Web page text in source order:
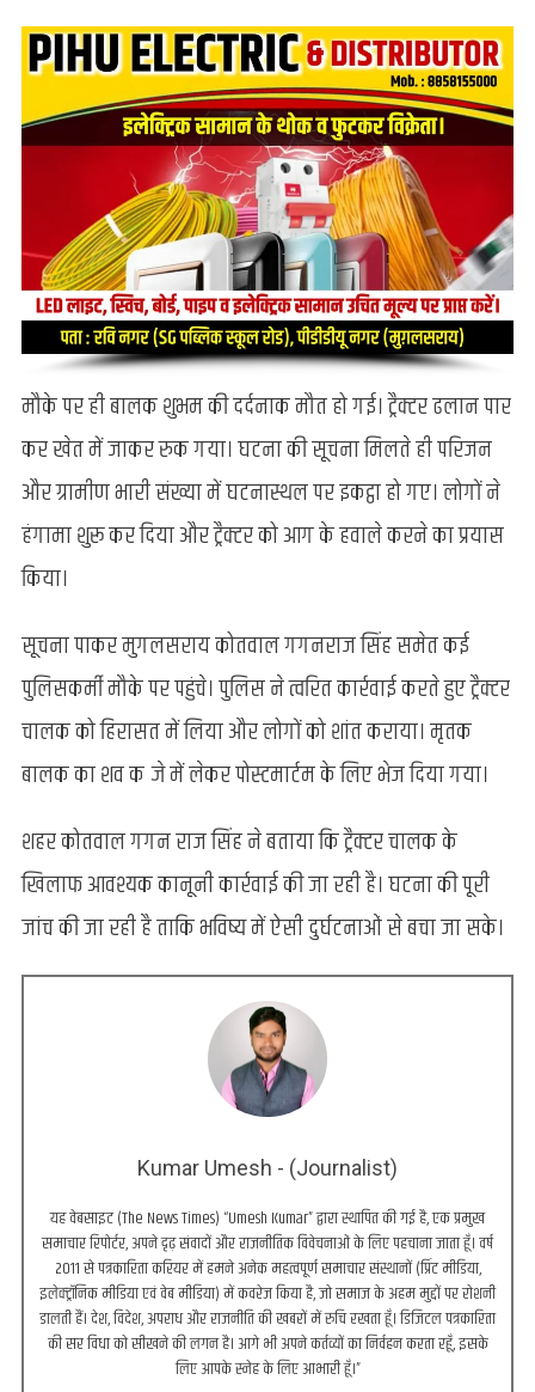
मौके पर ही बालक शुभम की दर्दनाक मौत हो गई। ट्रैक्टर ढलान पार
कर खेत में जाकर रुक गया। घटना की सूचना मिलते ही परिजन
और ग्रामीण भारी संख्या में घटनास्थल पर इकट्ठा हो गए। लोगों ने
हंगामा शुरू कर दिया और ट्रैक्टर को आग के हवाले करने का प्रयास
किया।
सूचना पाकर मुगलसराय कोतवाल गगनराज सिंह समेत कई
पुलिसकर्मी मौके पर पहुंचे। पुलिस ने त्वरित कार्रवाई करते हुए ट्रैक्टर
चालक को हिरासत में लिया और लोगों को शांत कराया। मृतक
बालक का शव कब्जे में लेकर पोस्टमार्टम के लिए भेज दिया गया।
शहर कोतवाल गगन राज सिंह ने बताया कि ट्रैक्टर चालक के
खिलाफ आवश्यक कानूनी कार्रवाई की जा रही है। घटना की पूरी
जांच की जा रही है ताकि भविष्य में ऐसी दुर्घटनाओं से बचा जा सके।
Kumar Umesh - (Journalist)
यह वेबसाइट (The News Times) “Umesh Kumar” द्वारा स्थापित की गई है, एक प्रमुख
समाचार रिपोर्टर, अपने दृढ़ संवादों और राजनीतिक विवेचनाओं के लिए पहचाना जाता हूँ। वर्ष
2011 से पत्रकारिता करियर में हमने अनेक महत्वपूर्ण समाचार संस्थानों (प्रिंट मीडिया,
इलेक्ट्रॉनिक मीडिया एवं वेब मीडिया) में कवरेज किया है, जो समाज के अहम मुद्दों पर रोशनी
डालती हैं। देश, विदेश, अपराध और राजनीति की खबरों में रुचि रखता हूँ। डिजिटल पत्रकारिता
की सर विधा को सीखने की लगन है। आगे भी अपने कर्तव्यों का निर्वहन करता रहूँ, इसके
लिए आपके स्नेह के लिए आभारी हूँ।”